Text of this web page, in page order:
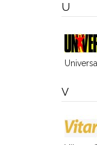
U
Universal
V